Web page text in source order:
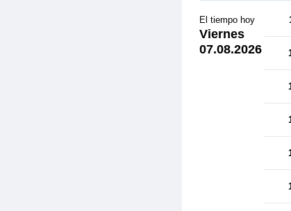
El tiempo hoy
Viernes
07.08.2026